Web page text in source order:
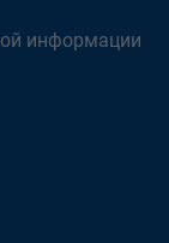
информации